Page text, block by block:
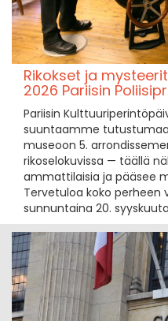
Rikokset ja
2026 Pariisin
Pariisin
suuntaamme
museoon 5.
rikoselokuvissa — täällä
ammattilaisia ja pääsee
Tervetuloa koko perheen
sunnuntaina 20.